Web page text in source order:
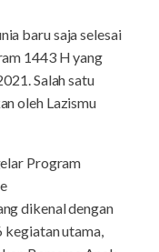
baru saja selesai
1443 H yang
Salah satu
oleh Lazismu
Program
dikenal dengan
utama,